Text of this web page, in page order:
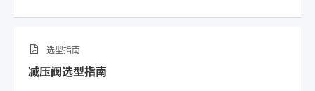
选型指南
减压阀选型指南